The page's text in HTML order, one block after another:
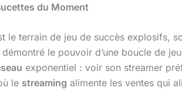
du Moment
le terrain de jeu de succès explosifs,
démontré le pouvoir d’une boucle de
exponentiel : voir son streamer
le streaming alimente les ventes qui